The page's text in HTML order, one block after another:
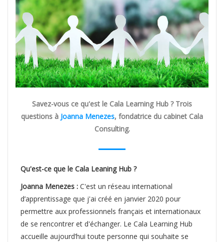
Savez-vous ce qu'est le Cala Learning Hub ? Trois
questions à Joanna Menezes, fondatrice du cabinet Cala
Consulting.
Qu'est-ce que le Cala Leaning Hub ?
Joanna Menezes : C'est un réseau international
d’apprentissage que j'ai créé en janvier 2020 pour
permettre aux professionnels français et internationaux
de se rencontrer et d'échanger. Le Cala Learning Hub
accueille aujourd’hui toute personne qui souhaite se